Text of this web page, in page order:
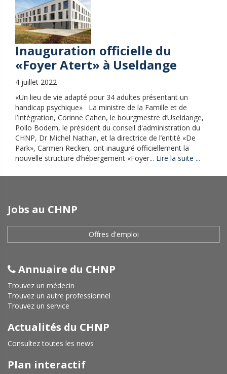
Inauguration officielle du
«Foyer Atert» à Useldange
4 juillet 2022
«Un lieu de vie adapté pour 34 adultes présentant un
handicap psychique» La ministre de la Famille et de
l’Intégration, Corinne Cahen, le bourgmestre d’Useldange,
Pollo Bodem, le président du conseil d'administration du
CHNP, Dr Michel Nathan, et la directrice de l’entité «De
Park», Carmen Recken, ont inauguré officiellement la
nouvelle structure d’hébergement «Foyer... Lire la suite ...
Jobs au CHNP
Offres d'emploi
Annuaire du CHNP
Trouvez un médecin
Trouvez un autre professionnel
Trouvez un service
Actualités du CHNP
Consultez toutes les news
Plan interactif